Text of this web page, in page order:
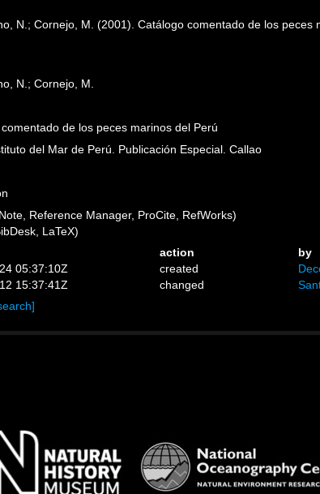
N.; Cornejo, M. (2001). Catálogo comentado de los peces
N.; Cornejo, M.
de los peces marinos del Perú
del Mar de Perú. Publicación Especial. Callao
Reference Manager, ProCite, RefWorks)
LaTeX)
action
by
05:37:10Z
created
15:37:41Z
changed